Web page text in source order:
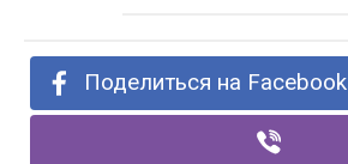
Поделиться на Facebook